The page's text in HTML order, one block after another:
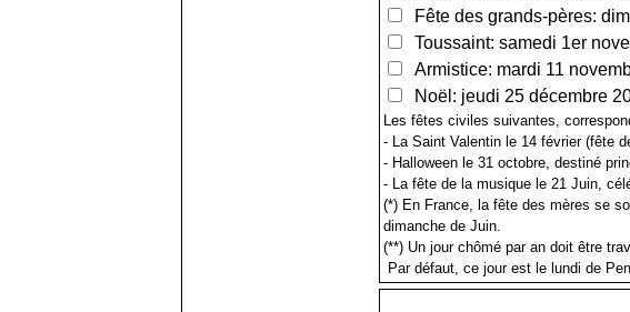
Fête des grands-pères:
Toussaint: samedi 1er
Armistice: mardi 11
Noël: jeudi 25 décembre
Les fêtes civiles suivantes,
- La Saint Valentin le 14 février (fête
- Halloween le 31 octobre, destiné
- La fête de la musique le 21 Juin,
(*) En France, la fête des mères se
dimanche de Juin.
(**) Un jour chômé par an doit être
Par défaut, ce jour est le lundi de